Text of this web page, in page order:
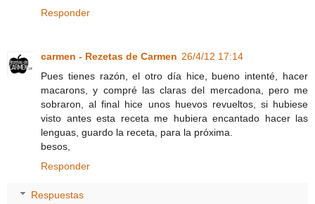
Responder
carmen - Rezetas de Carmen 26/4/12 17:14
Pues tienes razón, el otro día hice, bueno intenté, hacer
macarons, y compré las claras del mercadona, pero me
sobraron, al final hice unos huevos revueltos, si hubiese
visto antes esta receta me hubiera encantado hacer las
lenguas, guardo la receta, para la próxima.
besos,
Responder
Respuestas